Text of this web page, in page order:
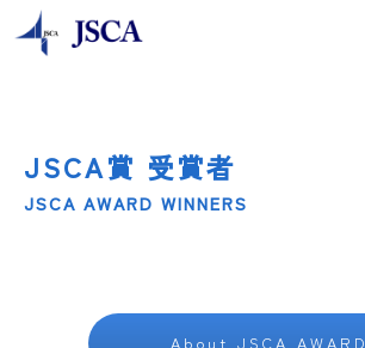
JSCA賞 受賞者
JSCA AWARD WINNERS
About JSCA AWARD
安心できる建物をつくるために
JSCA会長からのメッセージ